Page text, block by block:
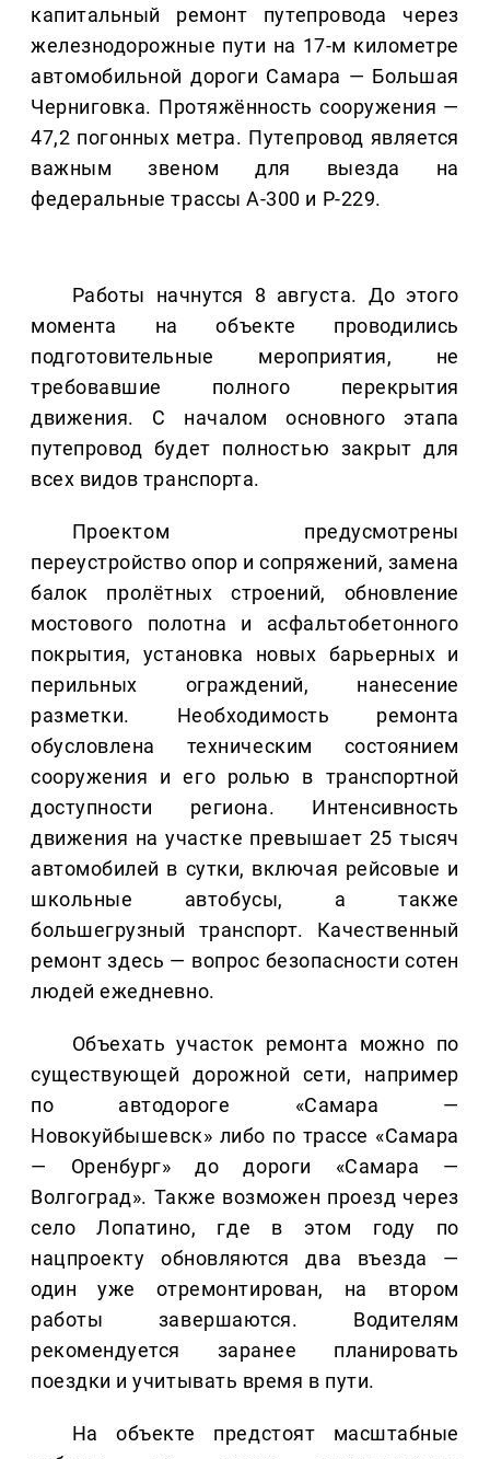
капитальный ремонт путепровода через
железнодорожные пути на 17-м километре
автомобильной дороги Самара — Большая
Черниговка. Протяжённость сооружения —
47,2 погонных метра. Путепровод является
важным звеном для выезда на
федеральные трассы А-300 и Р-229.
Работы начнутся 8 августа. До этого
момента на объекте проводились
подготовительные мероприятия, не
требовавшие полного перекрытия
движения. С началом основного этапа
путепровод будет полностью закрыт для
всех видов транспорта.
Проектом предусмотрены
переустройство опор и сопряжений, замена
балок пролётных строений, обновление
мостового полотна и асфальтобетонного
покрытия, установка новых барьерных и
перильных ограждений, нанесение
разметки. Необходимость ремонта
обусловлена техническим состоянием
сооружения и его ролью в транспортной
доступности региона. Интенсивность
движения на участке превышает 25 тысяч
автомобилей в сутки, включая рейсовые и
школьные автобусы, а также
большегрузный транспорт. Качественный
ремонт здесь — вопрос безопасности сотен
людей ежедневно.
Объехать участок ремонта можно по
существующей дорожной сети, например
по автодороге «Самара —
Новокуйбышевск» либо по трассе «Самара
— Оренбург» до дороги «Самара —
Волгоград». Также возможен проезд через
село Лопатино, где в этом году по
нацпроекту обновляются два въезда —
один уже отремонтирован, на втором
работы завершаются. Водителям
рекомендуется заранее планировать
поездки и учитывать время в пути.
На объекте предстоят масштабные